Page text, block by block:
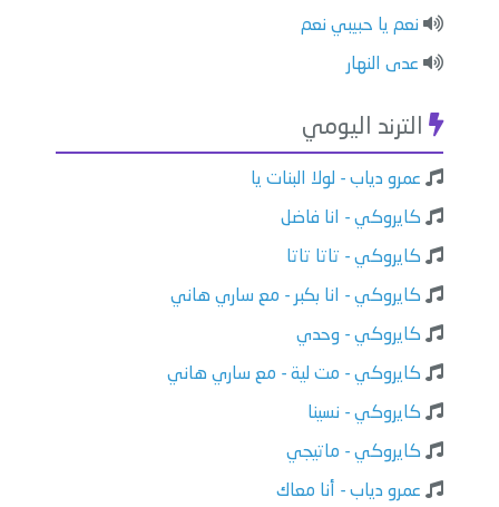
نعم يا حبيبي نعم
عدى النهار
الترند اليومي
عمرو دياب - لولا البنات يا
كايروكي - انا فاضل
كايروكي - تاتا تاتا
كايروكي - انا بكبر - مع ساري هاني
كايروكي - وحدي
كايروكي - مت لية - مع ساري هاني
كايروكي - نسينا
كايروكي - ماتيجي
عمرو دياب - أنا معاك